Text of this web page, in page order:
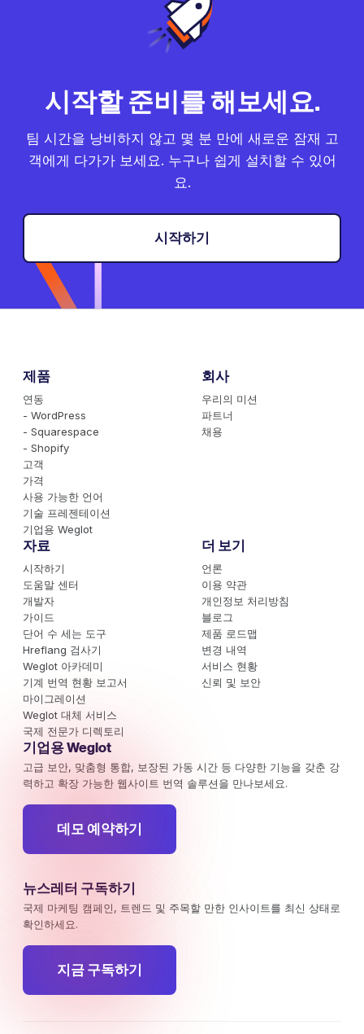
시작할 준비를 해보세요.
팀 시간을 낭비하지 않고 몇 분 만에 새로운 잠재 고
객에게 다가가 보세요. 누구나 쉽게 설치할 수 있어
요.
시작하기
제품
연동
- WordPress
- Squarespace
- Shopify
고객
가격
사용 가능한 언어
기술 프레젠테이션
기업용 Weglot
회사
우리의 미션
파트너
채용
자료
시작하기
도움말 센터
개발자
가이드
단어 수 세는 도구
Hreflang 검사기
Weglot 아카데미
기계 번역 현황 보고서
마이그레이션
Weglot 대체 서비스
국제 전문가 디렉토리
더 보기
언론
이용 약관
개인정보 처리방침
블로그
제품 로드맵
변경 내역
서비스 현황
신뢰 및 보안
기업용 Weglot
고급 보안, 맞춤형 통합, 보장된 가동 시간 등 다양한 기능을 갖춘 강
력하고 확장 가능한 웹사이트 번역 솔루션을 만나보세요.
데모 예약하기
뉴스레터 구독하기
국제 마케팅 캠페인, 트렌드 및 주목할 만한 인사이트를 최신 상태로
확인하세요.
지금 구독하기